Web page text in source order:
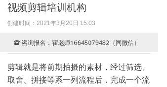
视频剪辑培训机构
创建时间： 2021年3月20日 15:03
剪辑就是将前期拍摄的素材，经过筛选、
取舍、拼接等系一列流程后，完成一个流
뀰 咨询报名：霍老师16645079482（同微信）